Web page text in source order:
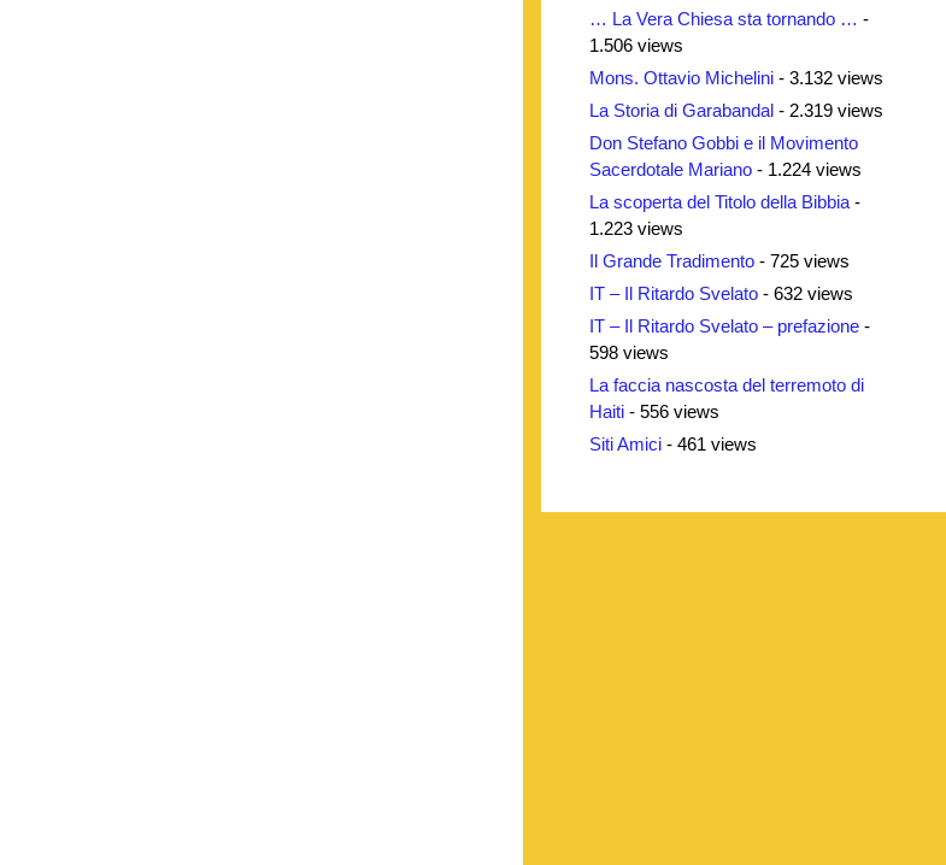
… La Vera Chiesa sta tornando … -
1.506 views
Mons. Ottavio Michelini - 3.132 views
La Storia di Garabandal - 2.319 views
Don Stefano Gobbi e il Movimento
Sacerdotale Mariano - 1.224 views
La scoperta del Titolo della Bibbia -
1.223 views
Il Grande Tradimento - 725 views
IT – Il Ritardo Svelato - 632 views
IT – Il Ritardo Svelato – prefazione -
598 views
La faccia nascosta del terremoto di
Haiti - 556 views
Siti Amici - 461 views